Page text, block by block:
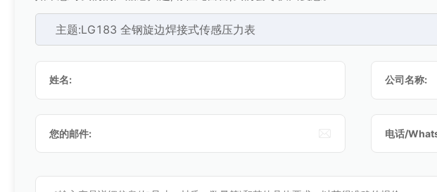
主题:LG183 全钢旋边焊接式传感压力表
姓名: 公司名称:
您的邮件: 电话/